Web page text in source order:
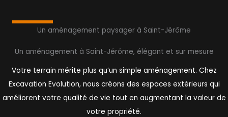
Un aménagement paysager à Saint-Jérôme
Un aménagement à Saint-Jérôme, élégant et sur mesure
Votre terrain mérite plus qu’un simple aménagement. Chez
Excavation Evolution, nous créons des espaces extérieurs qui
améliorent votre qualité de vie tout en augmentant la valeur de
votre propriété.